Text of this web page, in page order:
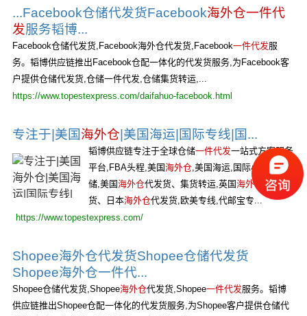
...Facebook仓储代发货Facebook海外仓一件代
发服务韬博...
Facebook仓储代发货,Facebook海外仓代发货,Facebook一件代发服
务。韬博供应链推出Facebook仓配一体化的代发货服务,为Facebook客
户提供仓储代发货,仓储一件代发,仓储集货转运,...
https://www.topestexpress.com/daifahuo-facebook.html
专注于|美国海外仓 |美国海运|国际专线|国...
韬博供应链专注于全球仓储一件代发一站式方案服务
平台,FBA头程,美国海外仓,美国海运,国际小包,电商仓
储,美国海外仓代发货、集货转运,英国海外仓
代发
货、日本海外仓代发货,欧美专线,代邮宝专...
https://www.topestexpress.com/
Shopee海外仓代发货Shopee仓储代发货
Shopee海外仓一件代...
Shopee仓储代发货,Shopee海外仓代发货,Shopee一件代发服务。韬博
供应链推出Shopee仓配一体化的代发货服务,为Shopee客户提供仓储代